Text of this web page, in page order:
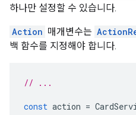
하나만 설정할 수 있습니다.
Action 매개변수는
백 함수를 지정해야 합니다.
// ...
const action =